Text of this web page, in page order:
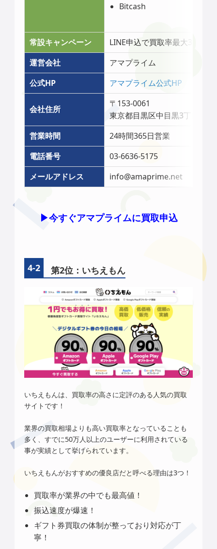
Bitcash
常設キャンペーン
LINE申込で買取率最大3％ア
運営会社
アマプライム
公式HP
アマプライム公式HP
会社住所
〒153-0061
東京都目黒区中目黒3丁目6-2
営業時間
24時間365日営業
電話番号
03-6636-5175
メールアドレス
info@amaprime.net
▶︎今すぐアマプライムに買取申込
第2位：いちえもん
いちえもんは、買取率の高さに定評のある 人気の買取
サイトです！
業界の買取相場よりも高い買取率となっていることも
多く、すでに50万人以上のユーザーに利用されている
事が実績として挙げられています。
いちえもんがおすすめの優良店だと呼べる理由は3つ！
買取率が業界の中でも最高値！
振込速度が爆速！
ギフト券買取の体制が整っており対応が丁
寧！